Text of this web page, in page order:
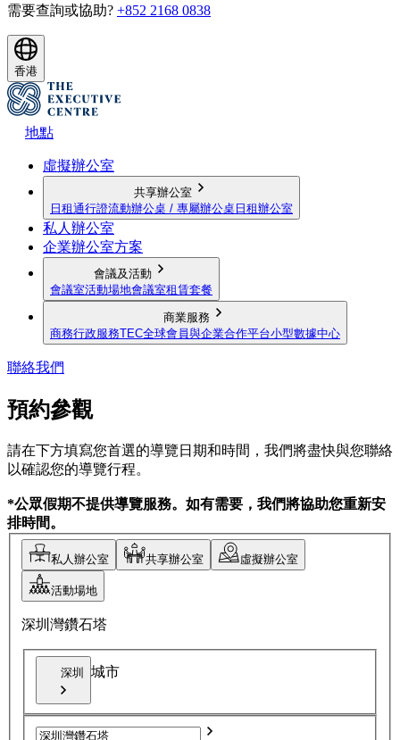
需要查詢或協助? +852 2168 0838
香港
地點
虛擬辦公室
共享辦公室
日租通行證流動辦公桌 / 專屬辦公桌 日租辦公室
私人辦公室
企業辦公室方案
會議及活動
會議室活動場地會議室租賃套餐
商業服務
商務行政服務TEC全球會員與企業合作平台小型數據中心
聯絡我們
預約參觀
請在下方填寫您首選的導覽日期和時間，我們將盡快與您聯絡
以確認您的導覽行程。
*公眾假期不提供導覽服務。如有需要，我們將協助您重新安
排時間。
私人辦公室 共享辦公室 虛擬辦公室
活動場地
深圳灣鑽石塔
深圳 城市